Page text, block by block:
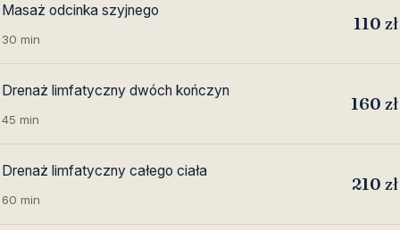
Masaż odcinka szyjnego
30 min
110 zł
Drenaż limfatyczny dwóch kończyn
45 min
160 zł
Drenaż limfatyczny całego ciała
60 min
210 zł